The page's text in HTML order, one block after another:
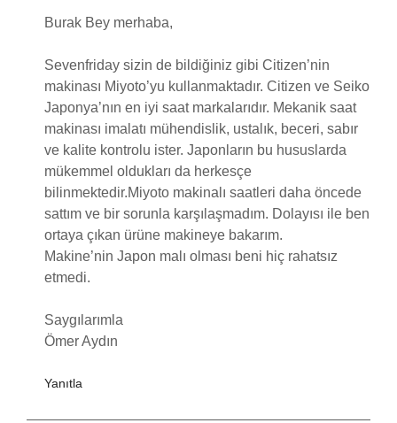
Burak Bey merhaba,
Sevenfriday sizin de bildiğiniz gibi Citizen’nin
makinası Miyoto’yu kullanmaktadır. Citizen ve Seiko
Japonya’nın en iyi saat markalarıdır. Mekanik saat
makinası imalatı mühendislik, ustalık, beceri, sabır
ve kalite kontrolu ister. Japonların bu hususlarda
mükemmel oldukları da herkesçe
bilinmektedir.Miyoto makinalı saatleri daha öncede
sattım ve bir sorunla karşılaşmadım. Dolayısı ile ben
ortaya çıkan ürüne makineye bakarım.
Makine’nin Japon malı olması beni hiç rahatsız
etmedi.
Saygılarımla
Ömer Aydın
Yanıtla